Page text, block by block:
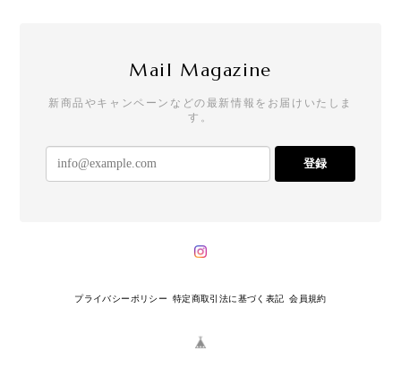
Mail Magazine
新商品やキャンペーンなどの最新情報をお届けいたしま
す。
登録
プライバシーポリシー 特定商取引法に基づく表記 会員規約